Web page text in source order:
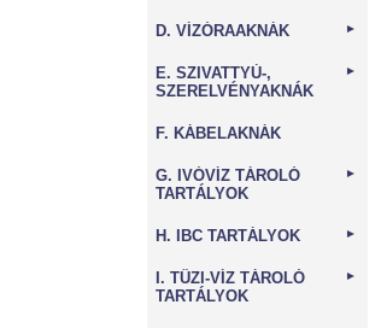
D. VÍZÓRAAKNÁK ►
E. SZIVATTYÚ-,
SZERELVÉNYAKNÁK
►
F. KÁBELAKNÁK
G. IVÓVÍZ TÁROLÓ
TARTÁLYOK
►
H. IBC TARTÁLYOK ►
I. TŰZI-VÍZ TÁROLÓ
TARTÁLYOK
►